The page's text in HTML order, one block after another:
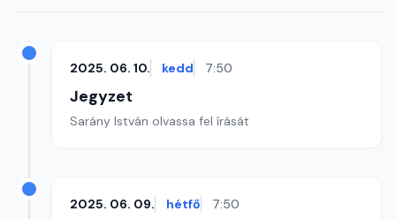
2025. 06. 10. kedd 7:50
Jegyzet
Sarány István olvassa fel írását
2025. 06. 09. hétfő 7:50